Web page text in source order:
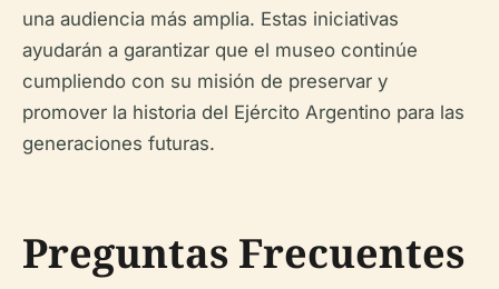
una audiencia más amplia. Estas iniciativas
ayudarán a garantizar que el museo continúe
cumpliendo con su misión de preservar y
promover la historia del Ejército Argentino para las
generaciones futuras.
Preguntas Frecuentes